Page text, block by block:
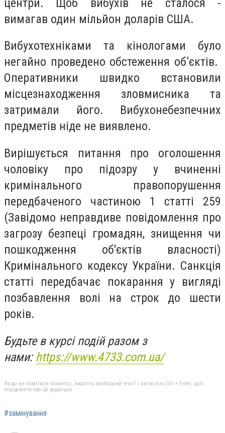
центри. Щоб вибухів не сталося -
вимагав один мільйон доларів США.
Вибухотехніками та кінологами було
негайно проведено обстеження об’єктів.
Оперативники швидко встановили
місцезнаходження зловмисника та
затримали його. Вибухонебезпечних
предметів ніде не виявлено.
Вирішується питання про оголошення
чоловіку про підозру у вчиненні
кримінального правопорушення
передбаченого частиною 1 статті 259
(Завідомо неправдиве повідомлення про
загрозу безпеці громадян, знищення чи
пошкодження об'єктів власності)
Кримінального кодексу України. Санкція
статті передбачає покарання у вигляді
позбавлення волі на строк до шести
років.
Будьте в курсі подій разом з
нами: https://www.4733.com.ua/
Якщо ви помітили помилку, виділіть необхідний текст і натисніть Ctrl + Enter, щоб
повідомити про це редакцію
#замінування